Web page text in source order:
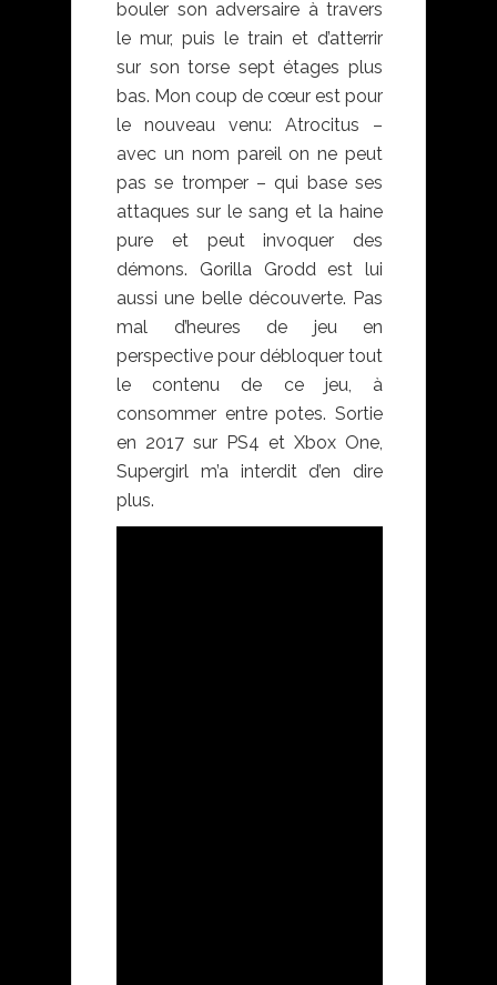
bouler son adversaire à travers
le mur, puis le train et d’atterrir
sur son torse sept étages plus
bas. Mon coup de cœur est pour
le nouveau venu: Atrocitus –
avec un nom pareil on ne peut
pas se tromper – qui base ses
attaques sur le sang et la haine
pure et peut invoquer des
démons. Gorilla Grodd est lui
aussi une belle découverte. Pas
mal d’heures de jeu en
perspective pour débloquer tout
le contenu de ce jeu, à
consommer entre potes. Sortie
en 2017 sur PS4 et Xbox One,
Supergirl m’a interdit d’en dire
plus.